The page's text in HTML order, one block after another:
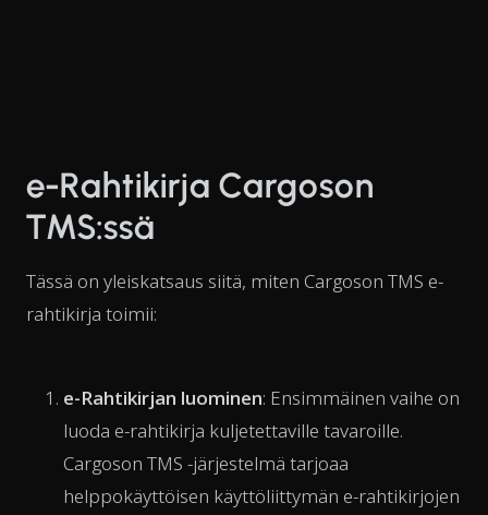
e-Rahtikirja Cargoson
TMS:ssä
Tässä on yleiskatsaus siitä, miten Cargoson TMS e-
rahtikirja toimii:
e-Rahtikirjan luominen: Ensimmäinen vaihe on
luoda e-rahtikirja kuljetettaville tavaroille.
Cargoson TMS -järjestelmä tarjoaa
helppokäyttöisen käyttöliittymän e-rahtikirjojen